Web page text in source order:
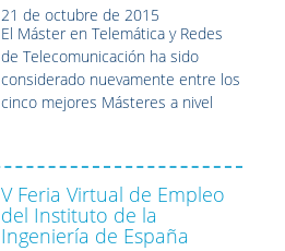
21 de octubre de 2015
El Máster en Telemática y Redes
de Telecomunicación ha sido
considerado nuevamente entre los
cinco mejores Másteres a nivel
V Feria Virtual de Empleo
del Instituto de la
Ingeniería de España